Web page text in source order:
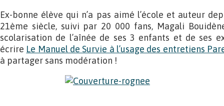
Ex-bonne élève qui n’a pas aimé l’école et auteur
21ème siècle, suivi par 20 000 fans, Magali
scolarisation de l’aînée de ses 3 enfants et de ses
écrire Le Manuel de Survie à l’usage des entretiens
à partager sans modération !